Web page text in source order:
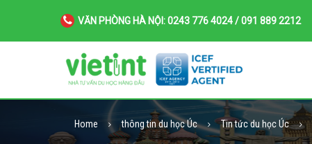
VĂN PHÒNG HÀ NỘI: 0243 776 4024 / 091 889 2212
Home thông tin du học Úc Tin tức du học Úc